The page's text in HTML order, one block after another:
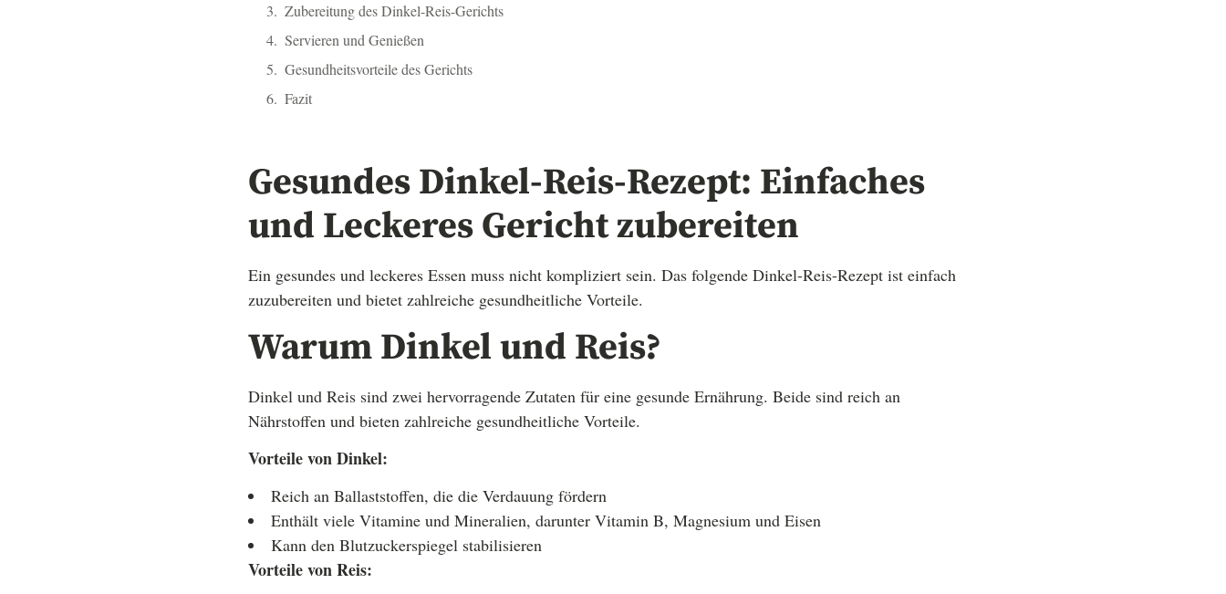
Zubereitung des Dinkel-Reis-Gerichts
Servieren und Genießen
Gesundheitsvorteile des Gerichts
Fazit
Gesundes Dinkel-Reis-Rezept: Einfaches
und Leckeres Gericht zubereiten
Ein gesundes und leckeres Essen muss nicht kompliziert sein. Das folgende Dinkel-Reis-Rezept ist einfach
zuzubereiten und bietet zahlreiche gesundheitliche Vorteile.
Warum Dinkel und Reis?
Dinkel und Reis sind zwei hervorragende Zutaten für eine gesunde Ernährung. Beide sind reich an
Nährstoffen und bieten zahlreiche gesundheitliche Vorteile.
Vorteile von Dinkel:
Reich an Ballaststoffen, die die Verdauung fördern
Enthält viele Vitamine und Mineralien, darunter Vitamin B, Magnesium und Eisen
Kann den Blutzuckerspiegel stabilisieren
Vorteile von Reis: